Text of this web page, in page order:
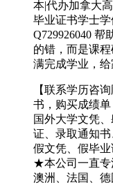
本|代办加拿大
毕业证书学士
Q729926040
的错，而是课
满完成学业，
【联系学历咨
书，购买成绩
国外大学文凭
证、录取通知书
假文凭、假毕业
★本公司一直专
澳洲、法国、